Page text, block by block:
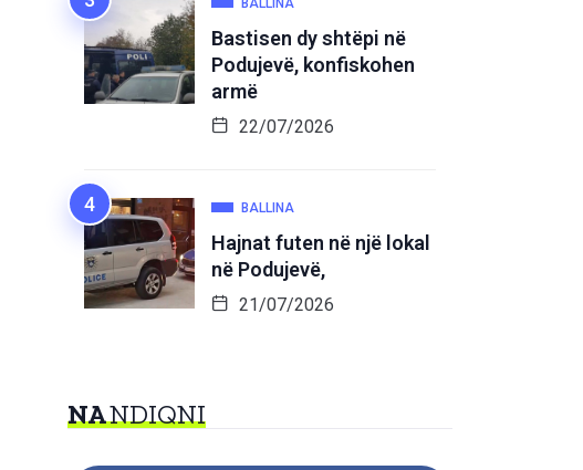
BALLINA
Bastisen dy shtëpi në
Podujevë, konfiskohen
armë
22/07/2026
BALLINA
Hajnat futen në një lokal
në Podujevë,
21/07/2026
NANDIQNI